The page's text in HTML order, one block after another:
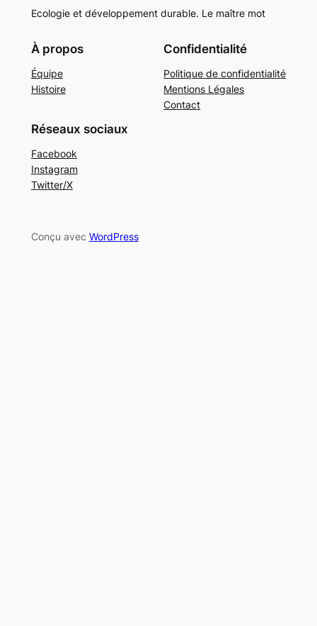
Ecologie et développement durable. Le maître mot
À propos
Équipe
Histoire
Confidentialité
Politique de confidentialité
Mentions Légales
Contact
Réseaux sociaux
Facebook
Instagram
Twitter/X
Conçu avec WordPress